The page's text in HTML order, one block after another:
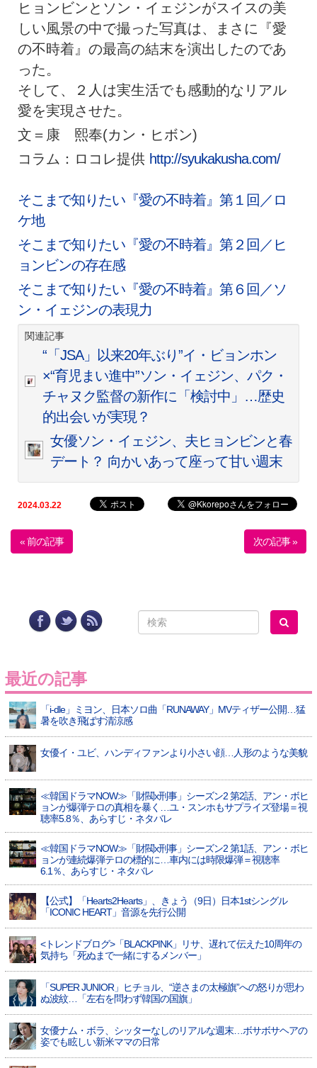
ヒョンビンとソン・イェジンがスイスの美
しい風景の中で撮った写真は、まさに『愛
の不時着』の最高の結末を演出したのであ
った。
そして、２人は実生活でも感動的なリアル
愛を実現させた。
文＝康 熙奉(カン・ヒボン)
コラム：ロコレ提供 http://syukakusha.com/
そこまで知りたい『愛の不時着』第１回／ロ
ケ地
そこまで知りたい『愛の不時着』第２回／ヒ
ョンビンの存在感
そこまで知りたい『愛の不時着』第６回／ソ
ン・イェジンの表現力
関連記事
“「JSA」以来20年ぶり”イ・ビョンホン
×“育児まい進中”ソン・イェジン、パク・
チャヌク監督の新作に「検討中」…歴史
的出会いが実現？
女優ソン・イェジン、夫ヒョンビンと春
デート？ 向かいあって座って甘い週末
2024.03.22
« 前の記事 次の記事 »
最近の記事
「i-dle」ミヨン、日本ソロ曲「RUNAWAY」MVティザー公開…猛
暑を吹き飛ばす清涼感
女優イ・ユビ、ハンディファンより小さい顔…人形のような美貌
≪韓国ドラマNOW≫「財閥x刑事」シーズン2 第2話、アン・ボヒ
ョンが爆弾テロの真相を暴く…ユ・スンホもサプライズ登場＝視
聴率5.8％、あらすじ・ネタバレ
≪韓国ドラマNOW≫「財閥x刑事」シーズン2 第1話、アン・ボヒ
ョンが連続爆弾テロの標的に…車内には時限爆弾＝視聴率
6.1％、あらすじ・ネタバレ
【公式】「Hearts2Hearts」、きょう（9日）日本1stシングル
「ICONIC HEART」音源を先行公開
<トレンドブログ>「BLACKPINK」リサ、遅れて伝えた10周年の
気持ち「死ぬまで一緒にするメンバー」
「SUPER JUNIOR」ヒチョル、“逆さまの太極旗”への怒りが思わ
ぬ波紋…「左右を問わず韓国の国旗」
女優ナム・ボラ、シッターなしのリアルな週末…ボサボサヘアの
姿でも眩しい新米ママの日常